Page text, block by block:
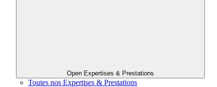
Open Expertises & Prestations
Toutes nos Expertises & Prestations